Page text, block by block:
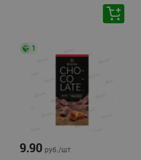
1
9.90 руб./шт